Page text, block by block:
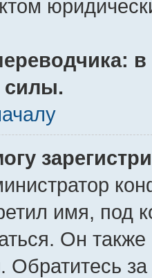
силы.
имя, под
Он
Обратитесь